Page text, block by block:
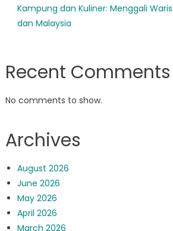
Kampung dan Kuliner: Menggali
dan Malaysia
Recent Comments
No comments to show.
Archives
August 2026
June 2026
May 2026
April 2026
March 2026